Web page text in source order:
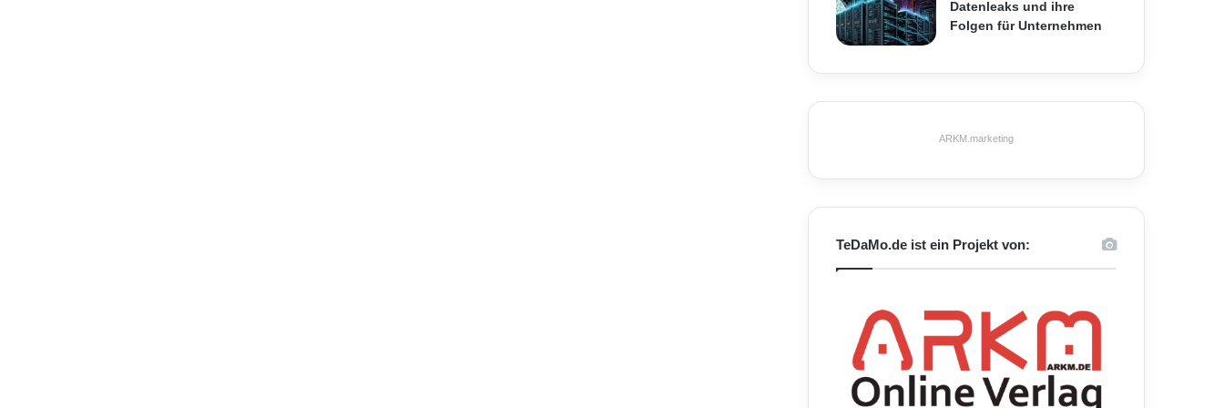
Datenleaks und ihre
Folgen für Unternehmen
ARKM.marketing
TeDaMo.de ist ein Projekt von: